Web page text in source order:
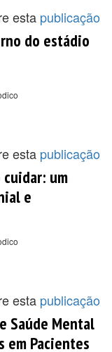
esta publicação
do estádio
esta publicação
um
e
esta publicação
Saúde Mental
em Pacientes